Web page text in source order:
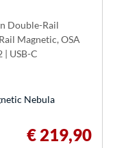
Double-Rail
Magnetic, OSA
| USB-C
Nebula
€ 219,90